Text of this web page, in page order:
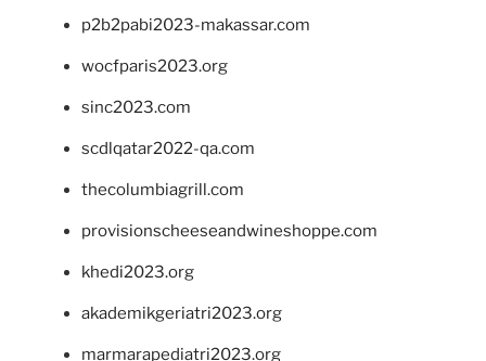
p2b2pabi2023-makassar.com
wocfparis2023.org
sinc2023.com
scdlqatar2022-qa.com
thecolumbiagrill.com
provisionscheeseandwineshoppe.com
khedi2023.org
akademikgeriatri2023.org
marmarapediatri2023.org